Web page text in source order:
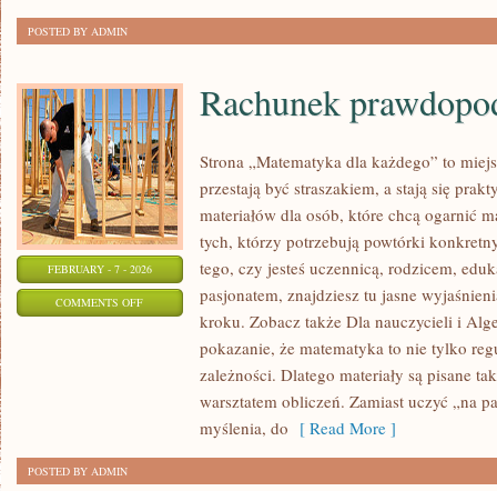
POSTED BY ADMIN
FEBRUARY - 7 - 2026
COMMENTS OFFON
RACHUNEK
PRAWDOPODOBIEŃSTWA
Rachunek
Strona „Matematyka dla każdego” to
przestają być straszakiem, a stają się
materiałów dla osób, które chcą ogarnić
tych, którzy potrzebują powtórki
tego, czy jesteś uczennicą, rodzicem,
pasjonatem, znajdziesz tu jasne
kroku. Zobacz także Dla nauczycieli i
pokazanie, że matematyka to nie tylko
zależności. Dlatego materiały są pisane
warsztatem obliczeń. Zamiast uczyć „na
myślenia, do [ Read More ]
POSTED BY ADMIN